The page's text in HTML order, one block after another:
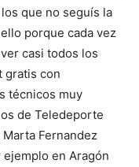
que no seguís la
porque cada vez
casi todos los
gratis con
técnicos muy
de Teledeporte
Fernandez
en Aragón